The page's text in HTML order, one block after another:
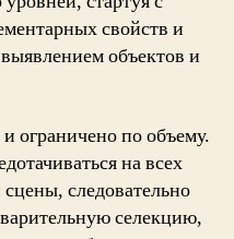
свойств и
объектов и
ограничено по объему.
на всех
следовательно
селекцию,